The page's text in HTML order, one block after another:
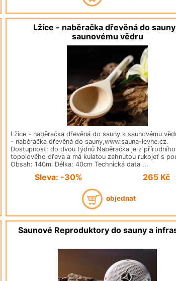
Lžíce - naběračka dřevěná do
saunovému vědru
Lžíce - naběračka dřevěná do sauny k saunovému
- naběračka dřevěná do sauny,www.sauna-levne.cz.
Dostupnost: do dvou týdnů Naběračka je z přírodního
topolového dřeva a má kulatou zahnutou rukojeť s
Obsah: 140ml Délka: 40cm Technická data ...
Sleva: -30% 265Kč
objednat
Saunové Reproduktory do sauny a